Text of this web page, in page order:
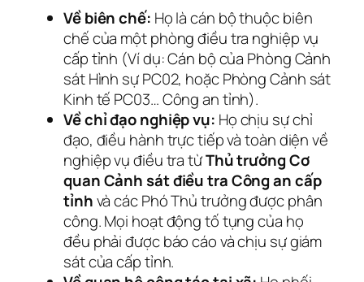
Về biên chế: Họ là cán bộ thuộc biên
chế của một phòng điều tra nghiệp vụ
cấp tỉnh (Ví dụ: Cán bộ của Phòng Cảnh
sát Hình sự PC02, hoặc Phòng Cảnh sát
Kinh tế PC03… Công an tỉnh).
Về chỉ đạo nghiệp vụ: Họ chịu sự chỉ
đạo, điều hành trực tiếp và toàn diện về
nghiệp vụ điều tra từThủ trưởng Cơ
quan Cảnh sát điều tra Công an cấp
tỉnhvà các Phó Thủ trưởng được phân
công. Mọi hoạt động tố tụng của họ
đều phải được báo cáo và chịu sự giám
sát của cấp tỉnh.